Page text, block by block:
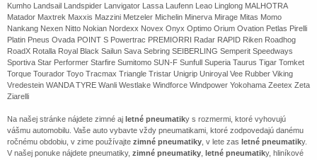
Kumho Landsail Landspider Lanvigator Lassa Laufenn Leao Linglong MALHOTRA
Matador Maxtrek Maxxis Mazzini Metzeler Michelin Minerva Mirage Mitas Momo
Nankang Nexen Nitto Nokian Nordexx Novex Onyx Optimo Orium Ovation Petlas Pirelli
Platin Pneus Ovada POINT S Powertrac PREMIORRI Radar RAPID Riken Roadhog
RoadX Rotalla Royal Black Sailun Sava Sebring SEIBERLING Semperit Speedways
Sportiva Star Performer Starfire Sumitomo SUN-F Sunfull Superia Taurus Tigar Tomket
Torque Tourador Toyo Tracmax Triangle Tristar Unigrip Uniroyal Vee Rubber Viking
Vredestein WANDA TYRE Wanli Westlake Windforce Windpower Yokohama Zeetex Zeta
Ziarelli
Na našej stránke nájdete zimné aj letné pneumatiky s rozmermi, ktoré vyhovujú
vášmu automobilu. Vaše auto vybavte vždy pneumatikami, ktoré zodpovedajú danému
ročnému obdobiu, v zime používajte zimné pneumatiky , v lete zas letné pneumatiky.
V našej ponuke nájdete pneumatiky, zimné pneumatiky letné pneumatiky, hliníkové